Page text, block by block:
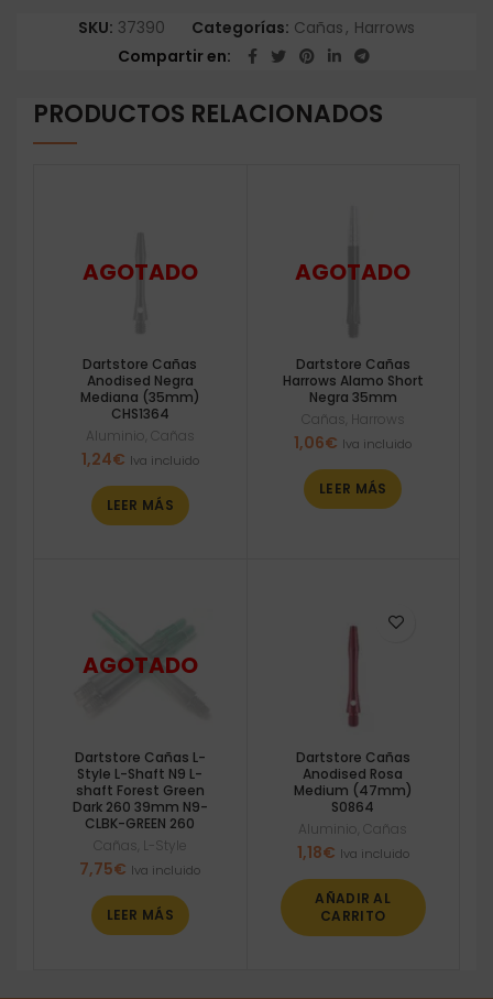
SKU: 37390 Categorías: Cañas, Harrows
Compartir en
PRODUCTOS RELACIONADOS
Dartstore Cañas
Anodised Negra
Mediana (35mm)
CHS1364
Aluminio Cañas
1,24€ Iva incluido
LEER MÁS
Dartstore Cañas
Harrows Alamo Short
Negra 35mm
Cañas Harrows
1,06€ Iva incluido
LEER MÁS
Dartstore Cañas L-
Style L-Shaft N9 L-
shaft Forest Green
Dark 260 39mm N9-
CLBK-GREEN 260
Cañas L-Style
7,75€ Iva incluido
LEER MÁS
Dartstore Cañas
Anodised Rosa
Medium (47mm)
S0864
Aluminio ,Cañas
1,18€ Iva incluido
AÑADIR AL
CARRITO